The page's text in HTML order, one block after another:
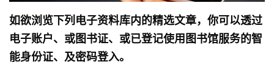
如欲浏览下列电子资料库内的精选文章，你可以透过
电子账户、或图书证、或已登记使用图书馆服务的智
能身份证、及密码登入。